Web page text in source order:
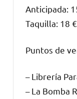
Anticipada:
Taquilla: 18 €
Puntos de
– Librería
– La Bomba